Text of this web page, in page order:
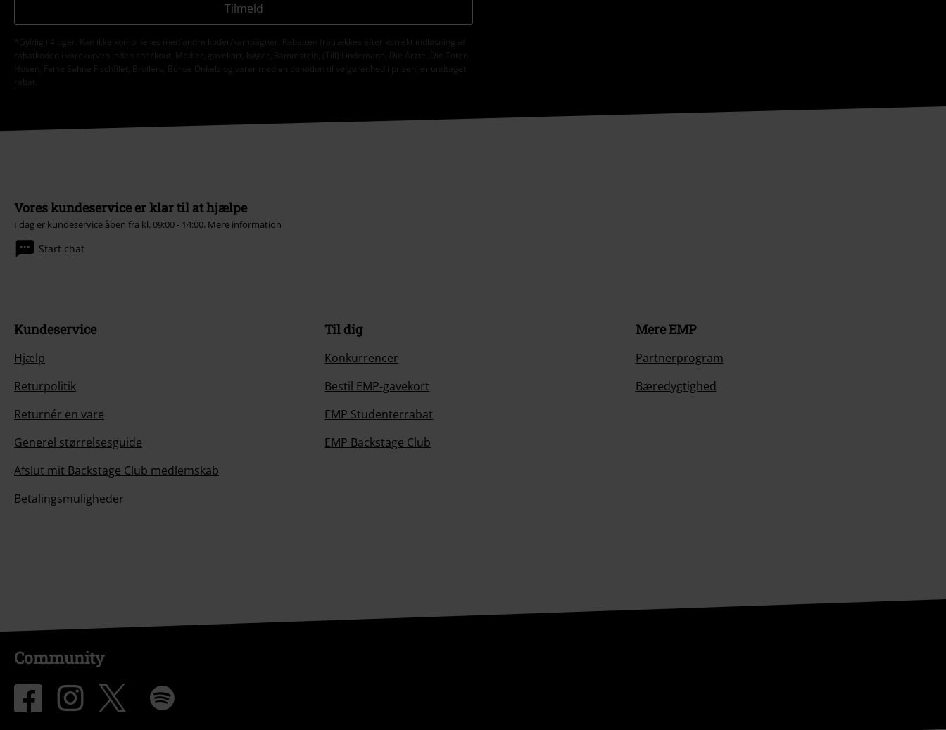
Tilmeld
*Gyldig i 4 uger. Kan ikke kombineres med andre koder/kampagner. Rabatten fratrækkes efter korrekt indløsning af
rabatkoden i varekurven inden checkout. Medier, gavekort, bøger, Rammstein, (Till) Lindemann, Die Ärzte, Die Toten
Hosen, Feine Sahne Fischfilet, Broilers, Böhse Onkelz og varer med en donation til velgørenhed i prisen, er undtaget
rabat.
Vores kundeservice er klar til at hjælpe
I dag er kundeservice åben fra kl. 09:00 - 14:00. Mere information
Start chat
Kundeservice
Hjælp
Returpolitik
Returnér en vare
Generel størrelsesguide
Afslut mit Backstage Club medlemskab
Betalingsmuligheder
Til dig
Konkurrencer
Bestil EMP-gavekort
EMP Studenterrabat
EMP Backstage Club
Mere EMP
Partnerprogram
Bæredygtighed
Community